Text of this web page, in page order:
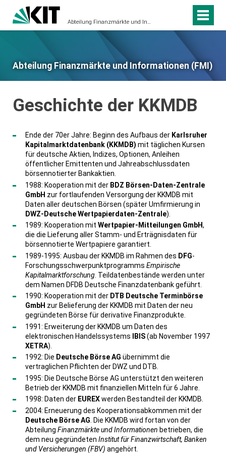
Abteilung Finanzmärkte und Informationen (FMI)
Abteilung Finanzmärkte und Informationen (FMI)
Geschichte der KKMDB
Ende der 70er Jahre: Beginn des Aufbaus der Karlsruher
Kapitalmarktdatenbank (KKMDB) mit täglichen Kursen
für deutsche Aktien, Indizes, Optionen, Anleihen
öffentlicher Emittenten und Jahreabschlussdaten
börsennotierter Bankaktien.
1988: Kooperation mit der BDZ Börsen-Daten-Zentrale
GmbH zur fortlaufenden Versorgung der KKMDB mit
Daten aller deutschen Börsen (später Umfirmierung in
DWZ-Deutsche Wertpapierdaten-Zentrale).
1989: Kooperation mit Wertpapier-Mitteilungen GmbH,
die die Lieferung aller Stamm- und Erträgnisdaten für
börsennotierte Wertpapiere garantiert.
1989-1995: Ausbau der KKMDB im Rahmen des DFG-
Forschungsschwerpunktprogramms Empirische
Kapitalmarktforschung. Teildatenbestände werden unter
dem Namen DFDB Deutsche Finanzdatenbank geführt.
1990: Kooperation mit der DTB Deutsche Terminbörse
GmbH zur Belieferung der KKMDB mit Daten der neu
gegründeten Börse für derivative Finanzprodukte.
1991: Erweiterung der KKMDB um Daten des
elektronischen Handelssystems
IBIS(ab November 1997
XETRA).
1992: Die Deutsche Börse AG übernimmt die
vertraglichen Pflichten der DWZ und DTB.
1995: Die Deutsche Börse AG unterstützt den weiteren
Betrieb der KKMDB mit finanziellen Mitteln für 6 Jahre.
1998: Daten der EUREXwerden Bestandteil der KKMDB.
2004: Erneuerung des Kooperationsabkommen mit der
Deutsche Börse AG . Die KKMDB wird fortan von der
Abteilung Finanzmärkte und Informationen betrieben, die
dem neu gegründeten Institut für Finanzwirtschaft, Banken
und Versicherungen (FBV) angehört.